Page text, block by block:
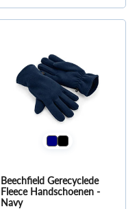
Beechfield Gerecyclede
Fleece Handschoenen -
Navy